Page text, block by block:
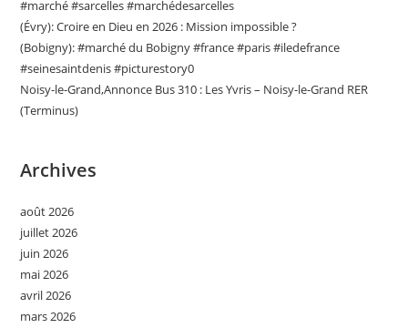
#marché #sarcelles #marchédesarcelles
(Évry): Croire en Dieu en 2026 : Mission impossible ?
(Bobigny): #marché du Bobigny #france #paris #iledefrance
#seinesaintdenis #picturestory0
Noisy-le-Grand,Annonce Bus 310 : Les Yvris – Noisy-le-Grand RER
(Terminus)
Archives
août 2026
juillet 2026
juin 2026
mai 2026
avril 2026
mars 2026